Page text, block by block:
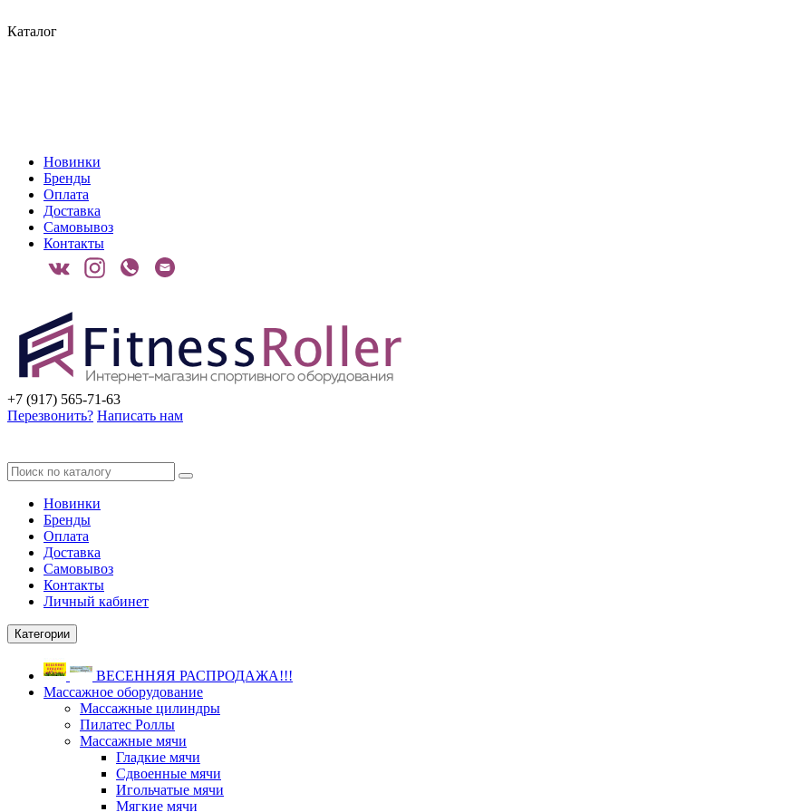
Каталог
Новинки
Бренды
Оплата
Доставка
Самовывоз
Контакты
+7 (917) 565-71-63
Перезвонить? Написать нам
Новинки
Бренды
Оплата
Доставка
Самовывоз
Контакты
Личный кабинет
Категории
ВЕСЕННЯЯ РАСПРОДАЖА!!!
Массажное оборудование
Массажные цилиндры
Пилатес Роллы
Массажные мячи
Гладкие мячи
Сдвоенные мячи
Игольчатые мячи
Мягкие мячи